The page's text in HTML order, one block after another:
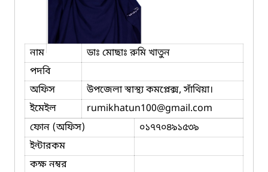
নাম
ডাঃ মোছাঃ রুমি খাতুন
পদবি
অফিস
উপজেলা স্বাস্থ্য কমপ্লেক্স, সাঁথিয়া।
ইমেইল
rumikhatun100@gmail.com
ফোন (অফিস)
০১৭৭০৪৯১৫৩৯
ইন্টারকম
কক্ষ নম্বর